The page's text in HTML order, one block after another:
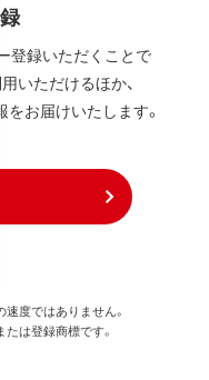
登録いただくことで
いただけるほか、
お届けいたします。
度ではありません。
は登録商標です。